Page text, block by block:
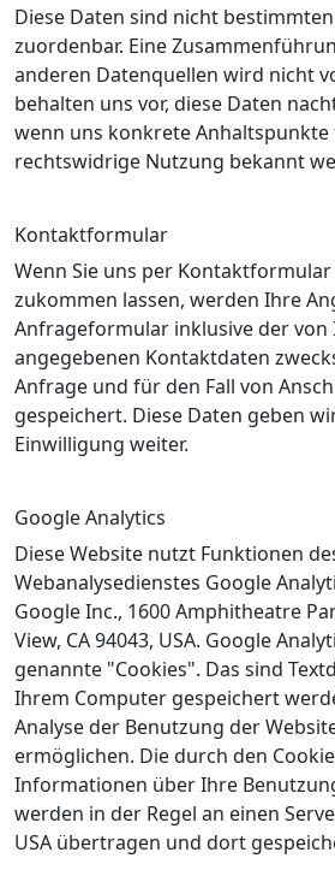
Diese Daten sind nicht
zuordenbar. Eine
anderen Datenquellen wird nicht
behalten uns vor, diese Daten
wenn uns konkrete Anhaltspunkte
rechtswidrige Nutzung bekannt
Kontaktformular
Wenn Sie uns per
zukommen lassen, werden Ihre
Anfrageformular inklusive der
angegebenen Kontaktdaten
Anfrage und für den Fall von
gespeichert. Diese Daten geben
Einwilligung weiter.
Google Analytics
Diese Website nutzt Funktionen
Webanalysedienstes Google
Google Inc., 1600 Amphitheatre
View, CA 94043, USA. Google
genannte "Cookies". Das sind
Ihrem Computer gespeichert
Analyse der Benutzung der
ermöglichen. Die durch den
Informationen über Ihre
werden in der Regel an einen
USA übertragen und dort